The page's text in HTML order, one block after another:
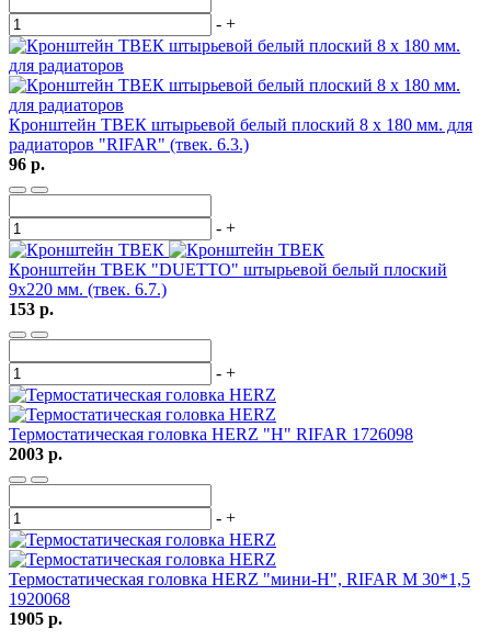
- +
Кронштейн ТВЕК штырьевой белый плоский 8 х 180 мм. для
радиаторов "RIFAR" (твек. 6.3.)
96 р.
- +
Кронштейн ТВЕК "DUETTO" штырьевой белый плоский
9х220 мм. (твек. 6.7.)
153 р.
- +
Термостатическая головка HERZ "H" RIFAR 1726098
2003 р.
- +
Термостатическая головка HERZ "мини-H", RIFAR М 30*1,5
1920068
1905 р.